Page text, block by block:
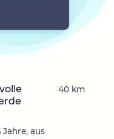
Jahre, aus
40 km